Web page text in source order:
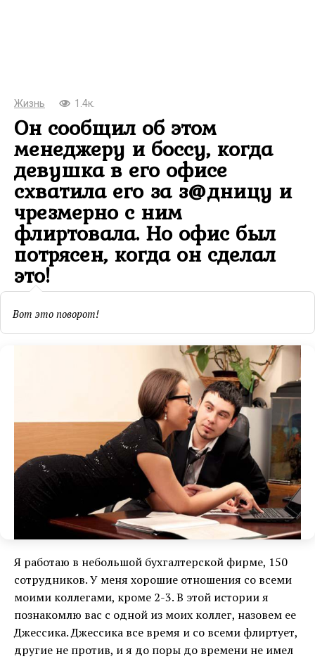
Жизнь 1.4к.
Он сообщил об этом
менеджеру и боссу, когда
девушка в его офисе
схватила его за з@дницу и
чрезмерно с ним
флиртовала. Но офис был
потрясен, когда он сделал
это!
Вот это поворот!
Я работаю в небольшой бухгалтерской фирме, 150
сотрудников. У меня хорошие отношения со всеми
моими коллегами, кроме 2-3. В этой истории я
познакомлю вас с одной из моих коллег, назовем ее
Джессика. Джессика все время и со всеми флиртует,
другие не против, и я до поры до времени не имел